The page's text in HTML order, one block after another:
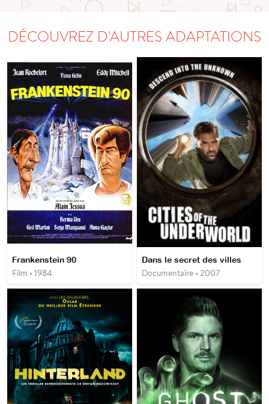
DÉCOUVREZ D'AUTRES ADAPTATIONS
Frankenstein 90
Film • 1984
Dans le secret des villes
Documentaire • 2007